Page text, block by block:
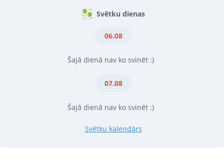
Svētku dienas
06.08
Šajā dienā nav ko svinēt :)
07.08
Šajā dienā nav ko svinēt :)
Svētku kalendārs